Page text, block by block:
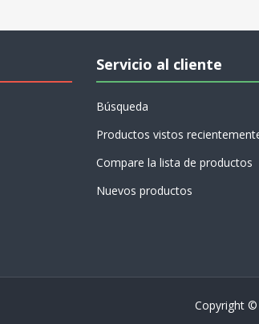
Servicio al cliente
Búsqueda
Productos vistos
Compare la lista de productos
Nuevos productos
Copyright ©